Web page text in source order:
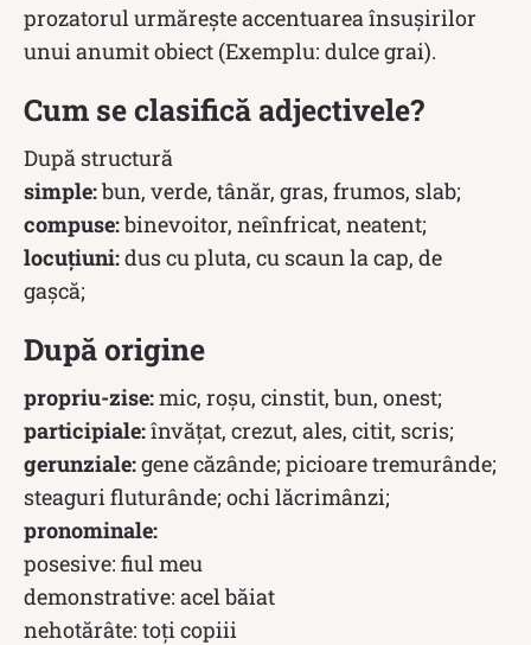
prozatorul urmărește accentuarea însușirilor
unui anumit obiect (Exemplu: dulce grai).
Cum se clasifică adjectivele?
După structură
simple:bun, verde, tânăr, gras, frumos, slab;
compuse:binevoitor, neînfricat, neatent;
locuțiuni:dus cu pluta, cu scaun la cap, de
gașcă;
După origine
propriu-zise:mic, roșu, cinstit, bun, onest;
participiale:învățat, crezut, ales, citit, scris;
gerunziale:gene căzânde; picioare tremurânde;
steaguri fluturânde; ochi lăcrimânzi;
pronominale:
posesive: fiul meu
demonstrative: acel băiat
nehotărâte: toți copiii